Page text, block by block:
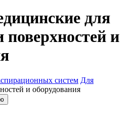
для
поверхностей и
систем Для
и оборудования